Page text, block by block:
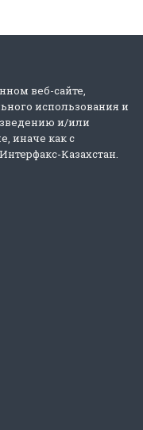
веб-сайте,
использования и
и/или
иначе как с
Казахстан.